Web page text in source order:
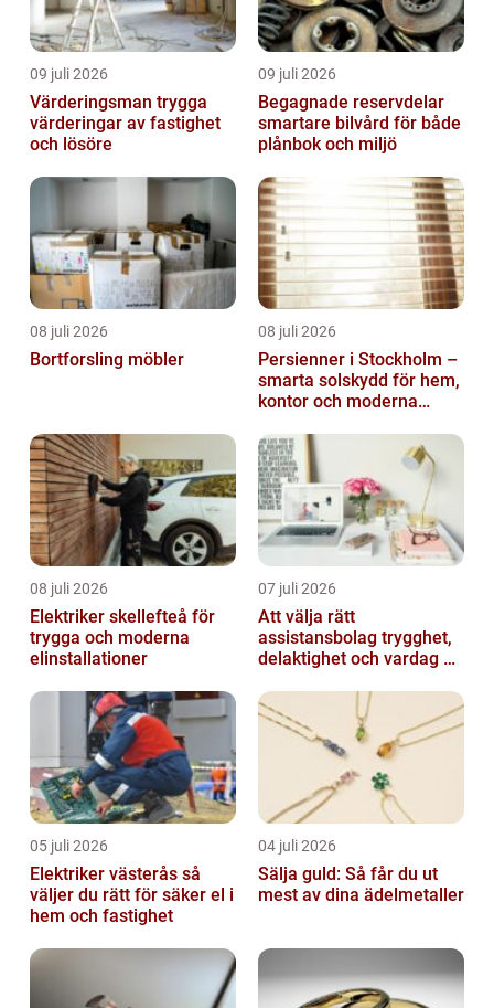
09 juli 2026
Värderingsman trygga
värderingar av fastighet
och lösöre
09 juli 2026
Begagnade reservdelar
smartare bilvård för både
plånbok och miljö
08 juli 2026
Bortforsling möbler
08 juli 2026
Persienner i Stockholm –
smarta solskydd för hem,
kontor och moderna
08 juli 2026
Elektriker skellefteå för
trygga och moderna
elinstallationer
07 juli 2026
Att välja rätt
assistansbolag trygghet,
delaktighet och vardag på
05 juli 2026
Elektriker västerås så
väljer du rätt för säker el i
hem och fastighet
04 juli 2026
Sälja guld: Så får du ut
mest av dina ädelmetaller